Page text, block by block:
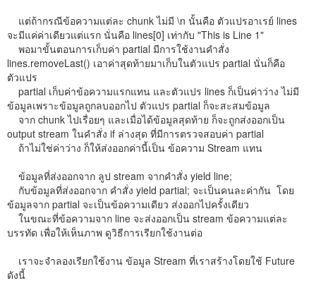
แต่ถ้ากรณีข้อความแต่ละ chunk ไม่มี \n นั้นคือ ตัวแปรอาเรย์ lines
จะมีแค่ค่าเดียวแต่แรก นั่นคือ lines[0] เท่ากับ "This is Line 1"
พอมาขั้นตอนการเก็บค่า partial มีการใช้งานคำสั่ง
lines.removeLast() เอาค่าสุดท้ายมาเก็บในตัวแปร partial นั่นก็คือ
ตัวแปร
partial เก็บค่าข้อความแรกแทน และตัวแปร lines ก็เป็นค่าว่าง ไม่มี
ข้อมูลเพราะข้อมูลถูกลบออกไป ตัวแปร partial ก็จะสะสมข้อมูล
จาก chunk ไปเรื่อยๆ และเมื่อได้ข้อมูลสุดท้าย ก็จะถูกส่งออกเป็น
output stream ในคำสั่ง if ล่างสุด ที่มีการตรวจสอบค่า partial
ถ้าไม่ใช่ค่าว่าง ก็ให้ส่งออกค่านี้เป็น ข้อความ Stream แทน
ข้อมูลที่ส่งออกจาก ลูป stream จากคำสั่ง yield line;
กับข้อมูลที่ส่งออกจาก คำสั่ง yield partial; จะเป็นคนละค่ากัน โดย
ข้อมูลจาก partial จะเป็นข้อความเดียว ส่งออกไปครั้งเดียว
ในขณะที่ข้อความจาก line จะส่งออกเป็น stream ข้อความแต่ละ
บรรทัด เพื่อให้เห็นภาพ ดูวิธีการเรียกใช้งานต่อ
เราจะจำลองเรียกใช้งาน ข้อมูล Stream ที่เราสร้างโดยใช้ Future
ดังนี้